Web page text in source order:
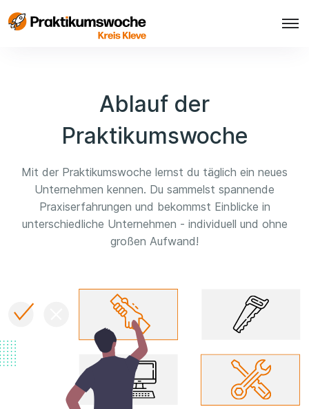
Ablauf der
Praktikumswoche
Mit der Praktikumswoche lernst du täglich ein neues
Unternehmen kennen. Du sammelst spannende
Praxiserfahrungen und bekommst Einblicke in
unterschiedliche Unternehmen - individuell und ohne
großen Aufwand!